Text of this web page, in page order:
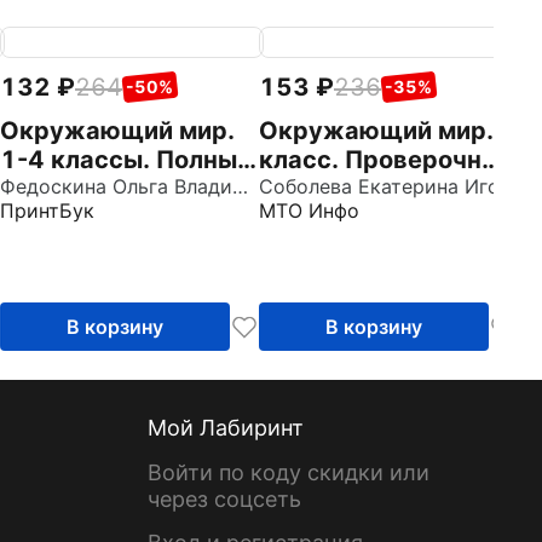
132 264 -50%
Окружающий мир.
1-4 классы. Полный
курс начальной
школы в таблицах и
Федоскина Ольга Владимировна
ПринтБук
В корзину
153 236 -35%
Окружающий мир. 2
класс. Проверочные
работы
МТО Инфо
В корзину
Мой Лабиринт
Войти по коду скидки или
через соцсеть